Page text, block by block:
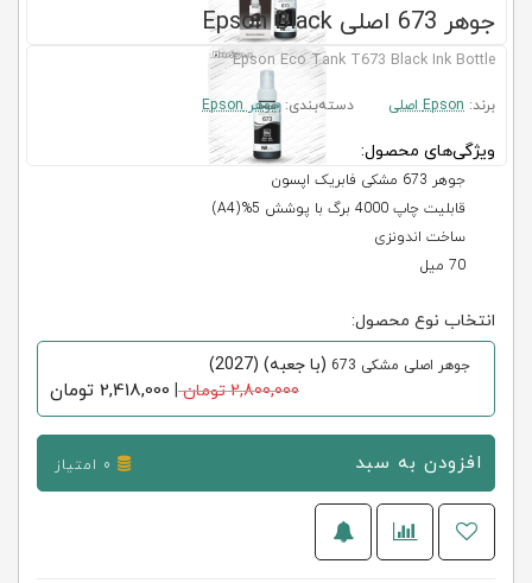
جوهر 673 اصلی Epson Black
Epson Eco Tank T673 Black Ink Bottle
برند: Epson اصلی دسته‌بندی:جوهر Epson
ویژگی‌های محصول:
جوهر 673 مشکی فابریک اپسون
قابلیت چاپ 4000 برگ با پوشش 5%(A4)
ساخت اندونزی
70 میل
انتخاب نوع محصول:
جوهر اصلی مشکی 673
(با جعبه) (2027)
2,800,000 تومان
|
2,418,000 تومان
افزودن به سبد